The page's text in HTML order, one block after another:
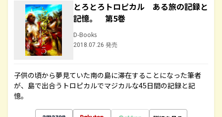
とろとろトロピカル ある旅の記録と
記憶。 第5巻
D-Books
2018.07.26 発売
子供の頃から夢見ていた南の島に滞在することになった筆者
が、島で出合うトロピカルでマジカルな45日間の記録と記
憶。